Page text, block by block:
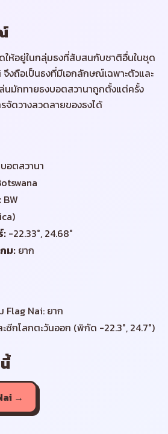
ให้อยู่ในกลุ่มธงที่สับสนกับชาติอื่นในชุด
งถือเป็นธงที่มีเอกลักษณ์เฉพาะตัวและ
นมักทายธงบอตสวานาถูกตั้งแต่ครั้ง
จัดวางลวดลายของธงได้
บอตสวานา
: BW
: -22.33°, 24.68°
ม: ยาก
Flag Nai: ยาก
ซีกโลกตะวันออก (พิกัด -22.3°, 24.7°)
→